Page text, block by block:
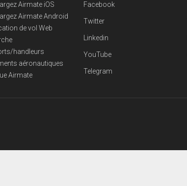
Airmate iOS
Airmate Android
de vol Web
handleurs
aéronautiques
Airmate
Facebook
Twitter
Linkedin
YouTube
Telegram